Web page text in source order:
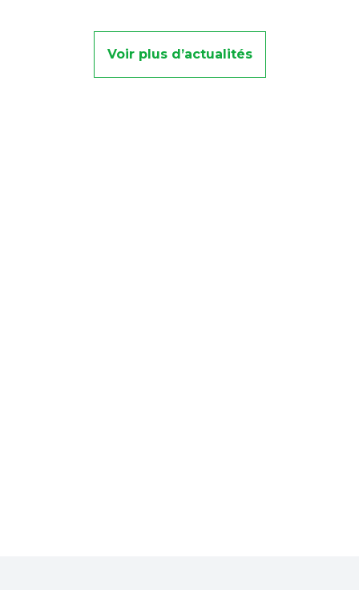
Voir plus d’actualités